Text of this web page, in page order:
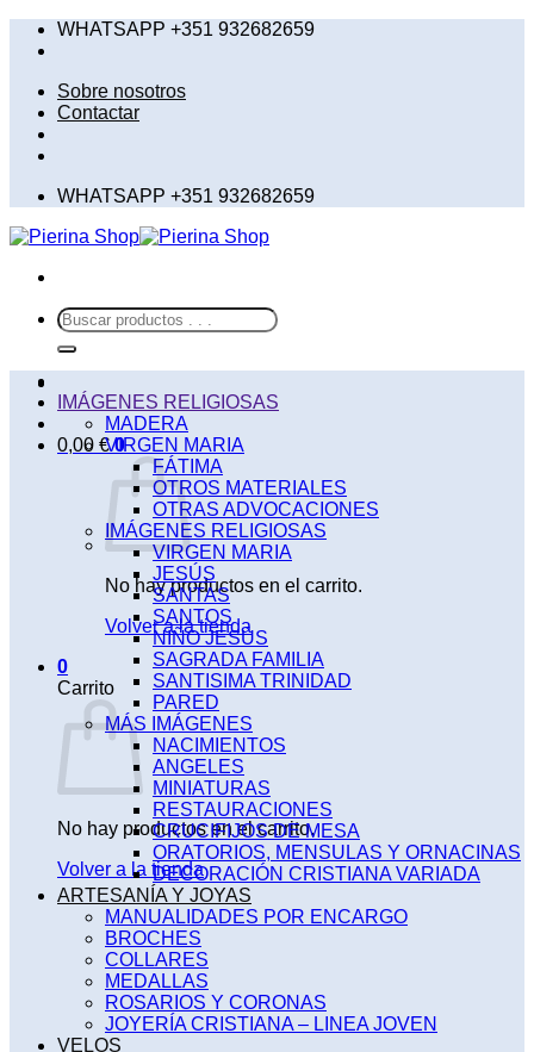
SaltarWHATSAPP +351 932682659
Sobre nosotros
Contactar
WHATSAPP +351 932682659
Buscar
por:
0,00 € 0
No hay productos en el carrito.
Volver a la tienda
0
Carrito
No hay productos en el carrito.
Volver a la tienda
IMÁGENES RELIGIOSAS
MADERA
VIRGEN MARIA
FÁTIMA
OTROS MATERIALES
OTRAS ADVOCACIONES
IMÁGENES RELIGIOSAS
VIRGEN MARIA
JESÚS
SANTAS
SANTOS
NIÑO JESÚS
SAGRADA FAMILIA
SANTISIMA TRINIDAD
PARED
MÁS IMÁGENES
NACIMIENTOS
ANGELES
MINIATURAS
RESTAURACIONES
CRUCIFIJOS DE MESA
ORATORIOS, MENSULAS Y ORNACINAS
DECORACIÓN CRISTIANA VARIADA
ARTESANÍA Y JOYAS
MANUALIDADES POR ENCARGO
BROCHES
COLLARES
MEDALLAS
ROSARIOS Y CORONAS
JOYERÍA CRISTIANA – LINEA JOVEN
VELOS